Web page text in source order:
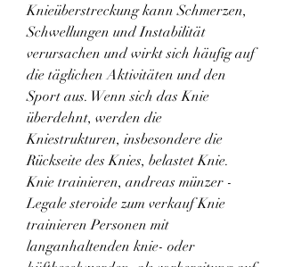
Knieüberstreckung kann Schmerzen,
Schwellungen und Instabilität
verursachen und wirkt sich häufig auf
die täglichen Aktivitäten und den
Sport aus. Wenn sich das Knie
überdehnt, werden die
Kniestrukturen, insbesondere die
Rückseite des Knies, belastet Knie.
Knie trainieren, andreas münzer -
Legale steroide zum verkauf Knie
trainieren Personen mit
langanhaltenden knie- oder